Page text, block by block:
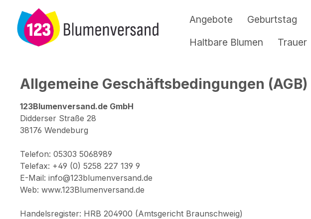
Hauptinhalt springen
Zur Suche springen
Zur Hauptnavigation springen
Angebote Geburtstag
Haltbare Blumen
Trauer
Allgemeine Geschäftsbedingungen (AGB)
123Blumenversand.de GmbH
Didderser Straße 28
38176 Wendeburg
Telefon: 05303 5068989
Telefax: +49 (0) 5258 227 139 9
E-Mail: info@123blumenversand.de
Web: www.123Blumenversand.de
Handelsregister: HRB 204900 (Amtsgericht Braunschweig)